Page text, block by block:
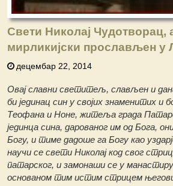
Свети Николај Чудотворац,
мирликијски прослављен у
децембар 22, 2014
Овај славни светитељ, слављен и
би јединац син у својих знаменитих и
Теофана и Ноне, житеља града
јединца сина, дарованог им од Бога,
Богу, и тиме дадоше га Богу као
научи се свети Николај код свог
патарског, и замонаши се у
основаном тим истим стрицем